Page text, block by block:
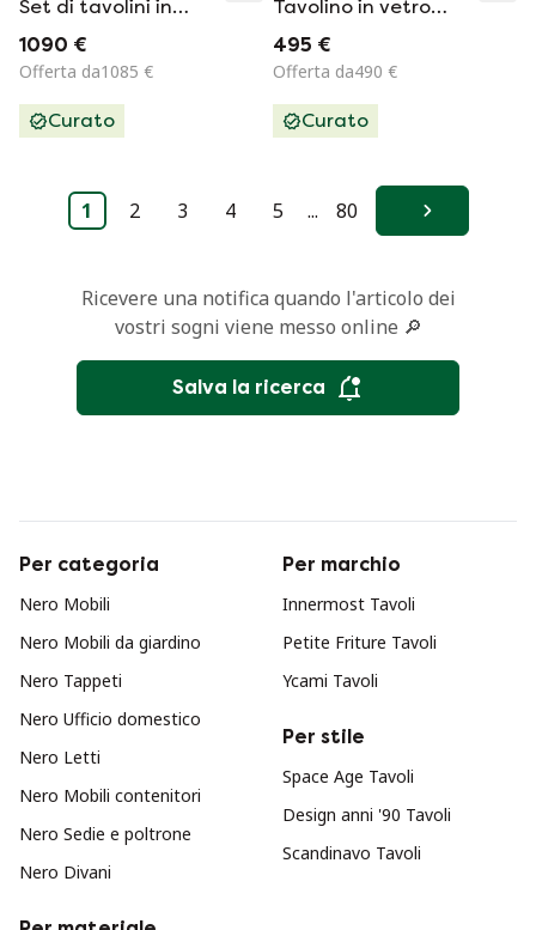
Set di tavolini in
vetro nero 50cm
1090 €
Offerta da1085 €
Curato
Tavolino in vetro
nero
495 €
Offerta da490 €
Curato
1 2 3 4 5 ... 80 Avanti
Ricevere una notifica quando l'articolo dei
vostri sogni viene messo online 🔎
Salva la ricerca
Per categoria
Nero Mobili
Nero Mobili da giardino
Nero Tappeti
Nero Ufficio domestico
Nero Letti
Nero Mobili contenitori
Nero Sedie e poltrone
Nero Divani
Per marchio
Innermost Tavoli
Petite Friture Tavoli
Ycami Tavoli
Per stile
Space Age Tavoli
Design anni '90 Tavoli
Scandinavo Tavoli